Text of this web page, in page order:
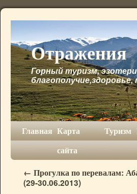
Отражения
Горный туризм,
Главная Карта
сайта
Туризм
← Прогулка по перевалам:
(29-30.06.2013)